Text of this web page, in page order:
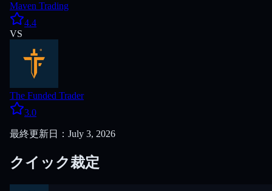
Maven Trading
4.4
VS
The Funded Trader
3.0
最終更新日：July 3, 2026
クイック裁定